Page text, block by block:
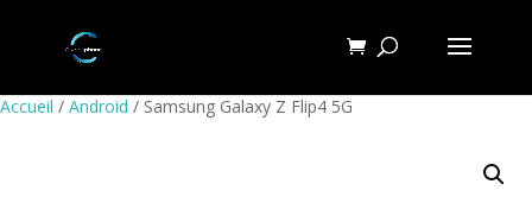
Accueil / Android / Samsung Galaxy Z Flip4 5G